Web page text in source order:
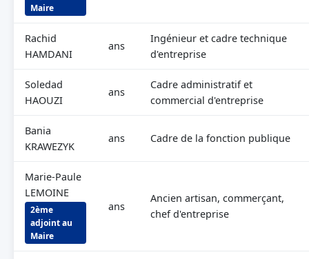
Maire
Rachid
HAMDANI
ans
Ingénieur et cadre technique
d'entreprise
Soledad
HAOUZI
ans
Cadre administratif et
commercial d'entreprise
Bania
KRAWEZYK
ans Cadre de la fonction publique
Marie-Paule
LEMOINE
2ème
adjoint au
Maire
ans
Ancien artisan, commerçant,
chef d'entreprise